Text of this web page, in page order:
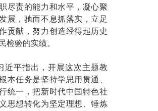
尽责的能力和水平，凝心聚
展，驰而不息抓落实，立足
贡献，努力创造经得起历史
检验的实绩。
近平指出，开展这次主题教
本任务是坚持学思用贯通、
统一，把新时代中国特色社
思想转化为坚定理想、锤炼